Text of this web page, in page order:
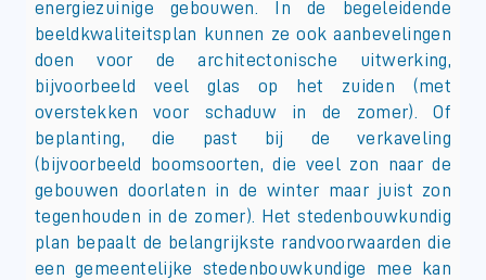
energiezuinige gebouwen. In de begeleidende
beeldkwaliteitsplan kunnen ze ook aanbevelingen
doen voor de architectonische uitwerking,
bijvoorbeeld veel glas op het zuiden (met
overstekken voor schaduw in de zomer). Of
beplanting, die past bij de verkaveling
(bijvoorbeeld boomsoorten, die veel zon naar de
gebouwen doorlaten in de winter maar juist zon
tegenhouden in de zomer). Het stedenbouwkundig
plan bepaalt de belangrijkste randvoorwaarden die
een gemeentelijke stedenbouwkundige mee kan